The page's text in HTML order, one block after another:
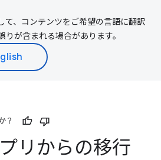
て、コンテンツをご希望の言語に翻訳
りが含まれる場合があります。
？
リからの移行